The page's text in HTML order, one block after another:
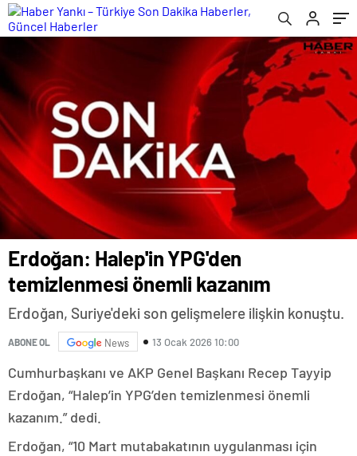
Erdoğan: Halep'in YPG'den
temizlenmesi önemli kazanım
Erdoğan, Suriye'deki son gelişmelere ilişkin konuştu.
ABONE OL News 13 Ocak 2026 10:00
Cumhurbaşkanı ve AKP Genel Başkanı Recep Tayyip
Erdoğan, “Halep’in YPG’den temizlenmesi önemli
kazanım.” dedi.
Erdoğan, “10 Mart mutabakatının uygulanması için